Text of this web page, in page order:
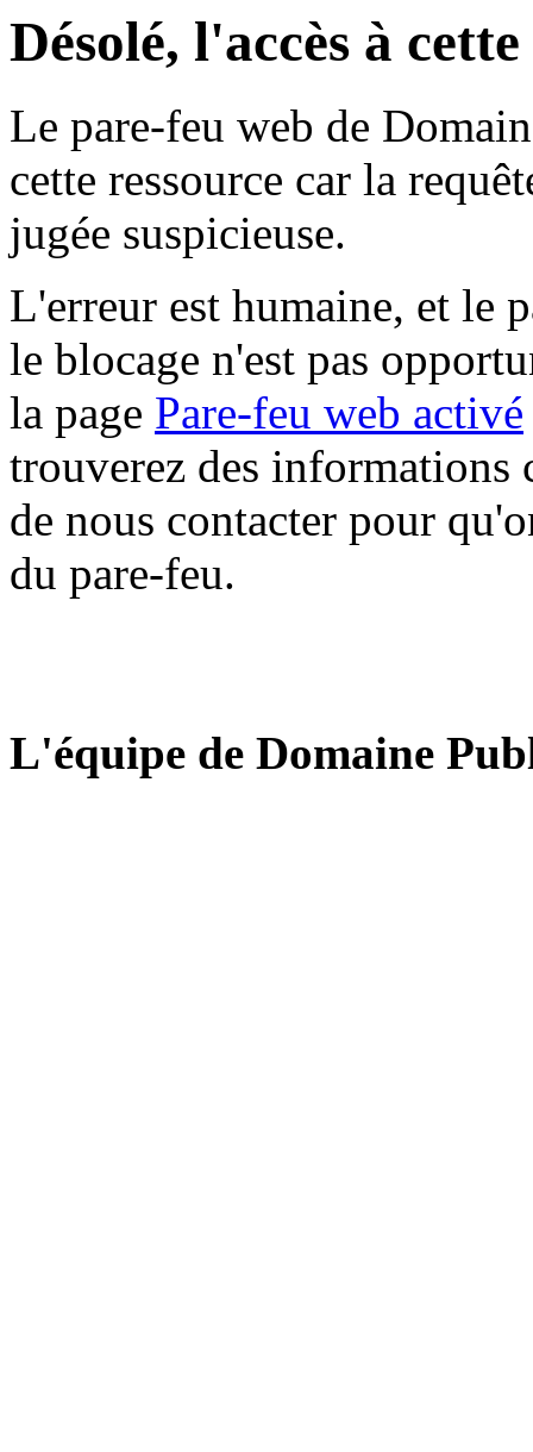
Désolé, l'accès à
Le pare-feu web de
cette ressource car la
jugée suspicieuse.
L'erreur est humaine, et le
le blocage n'est pas
la page Pare-feu web activé
trouverez des informations
de nous contacter pour
du pare-feu.
L'équipe de Domaine